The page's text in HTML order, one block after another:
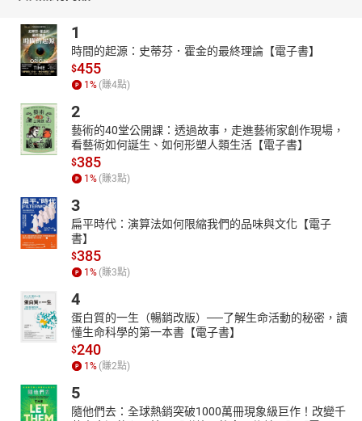
气与决心。
https://youtube.com/@tianxiagushi?si=ZstiltPoiwO0g4fT
http://www.youtube.com/channel/UC2yhCURng4uUj_phEqZwKig/
1
時間的起源：史蒂芬．霍金的最終理論【電子書】
$455
1 % (賺4點)
2
藝術的40堂公開課：透過故事，走進藝術家創作現場，
看藝術如何誕生、如何形塑人類生活【電子書】
$385
1 % (賺3點)
3
扁平時代：演算法如何限縮我們的品味與文化【電子
書】
$385
1 % (賺3點)
4
蛋白質的一生（暢銷改版）──了解生命活動的秘密，讀
懂生命科學的第一本書【電子書】
$240
1 % (賺2點)
5
隨他們去：全球熱銷突破1000萬冊現象級巨作！改變千